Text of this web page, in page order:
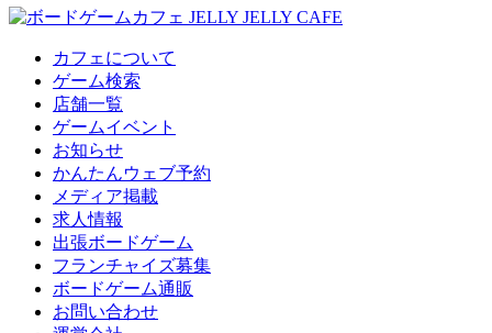
カフェについて
ゲーム検索
店舗一覧
ゲームイベント
お知らせ
かんたんウェブ予約
メディア掲載
求人情報
出張ボードゲーム
フランチャイズ募集
ボードゲーム通販
お問い合わせ